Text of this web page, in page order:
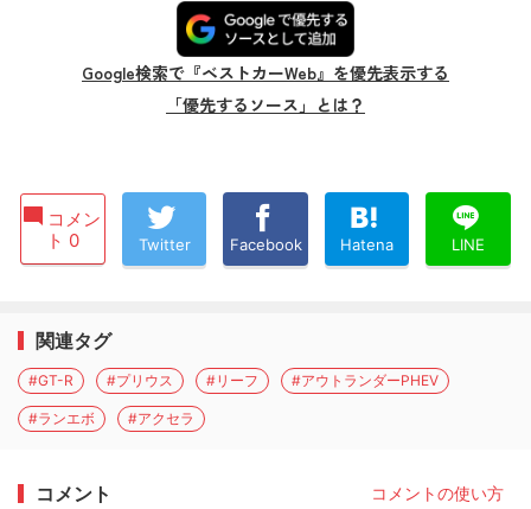
Google検索で『ベストカーWeb』を優先表示する
「優先するソース」とは？
コメン
ト 0
Twitter Facebook Hatena LINE
関連タグ
#GT-R #プリウス #リーフ #アウトランダーPHEV
#ランエボ #アクセラ
コメント コメントの使い方